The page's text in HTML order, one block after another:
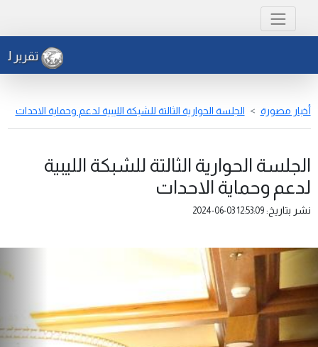
تقرير لـ
أخبار مصورة الجلسة الحوارية الثالتة للشبكة الليبية لدعم وحماية الاحدات
الجلسة الحوارية الثالتة للشبكة الليبية
لدعم وحماية الاحدات
نشر بتاريخ:2024-06-03 12:53:09